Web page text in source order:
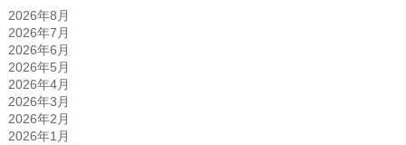
2026年8月
2026年7月
2026年6月
2026年5月
2026年4月
2026年3月
2026年2月
2026年1月